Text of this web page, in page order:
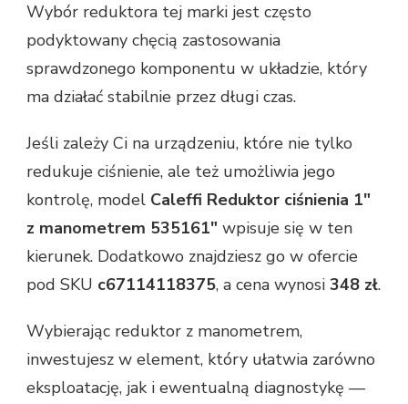
Wybór reduktora tej marki jest często
podyktowany chęcią zastosowania
sprawdzonego komponentu w układzie, który
ma działać stabilnie przez długi czas.
Jeśli zależy Ci na urządzeniu, które nie tylko
redukuje ciśnienie, ale też umożliwia jego
kontrolę, model Caleffi Reduktor ciśnienia 1"
z manometrem 535161" wpisuje się w ten
kierunek. Dodatkowo znajdziesz go w ofercie
pod SKU c67114118375, a cena wynosi 348 zł.
Wybierając reduktor z manometrem,
inwestujesz w element, który ułatwia zarówno
eksploatację, jak i ewentualną diagnostykę —